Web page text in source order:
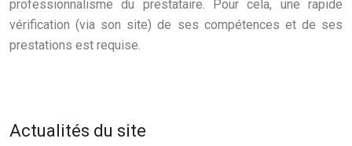
professionnalisme du prestataire. Pour cela, une rapide
vérification (via son site) de ses compétences et de ses
prestations est requise.
Actualités du site